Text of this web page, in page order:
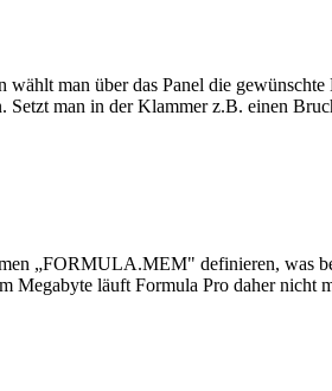
man über das Panel die
man in der Klammer z.B. einen
„FORMULA.MEM" definieren, was
Megabyte läuft Formula Pro daher nicht